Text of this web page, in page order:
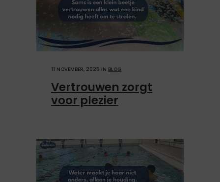
11 NOVEMBER, 2025 IN BLOG
Vertrouwen zorgt
voor plezier